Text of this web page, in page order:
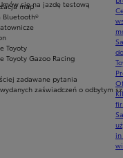
się na jazdę testową
map
Bluetooth®
Toyoty
Toyoty Gazoo Racing
zadawane pytania
zaświadczeń o odbytym